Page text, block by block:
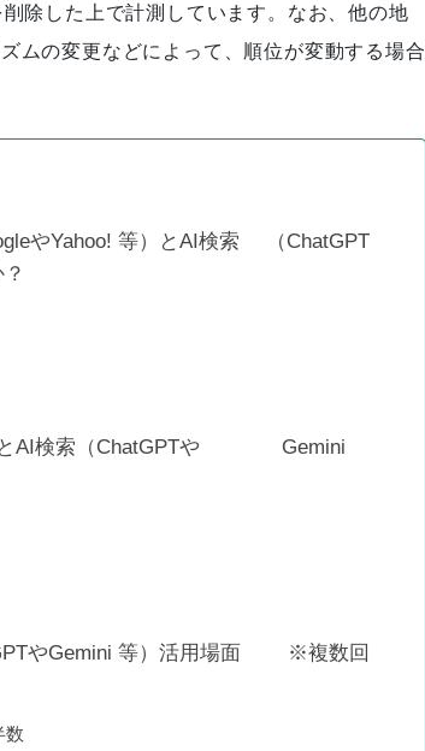
プロの取り組み【秦編】
タビコレ様に弊社を紹介頂きま
めのコンサルティング/マーケテ
につなげる改善手順
除した上で計測しています。なお、他の地
ムの変更などによって、順位が変動する場合
やYahoo! 等）とAI検索 （ChatGPT
）とAI検索（ChatGPTや Gemini
やGemini 等）活用場面 ※複数回
数